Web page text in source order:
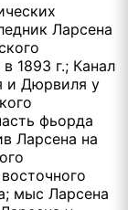
Ларсена
1893 г.; Канал
и Дюрвиля у
фьорда
Ларсена на
мыс Ларсена